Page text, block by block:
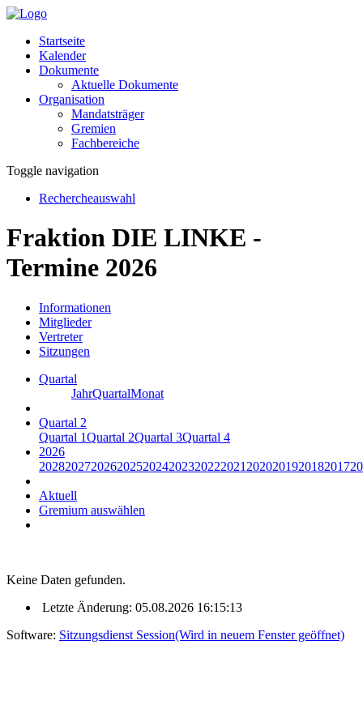
Startseite
Kalender
Dokumente
Aktuelle Dokumente
Organisation
Mandatsträger
Gremien
Fachbereiche
Toggle navigation
Rechercheauswahl
Fraktion DIE LINKE -
Termine 2026
Informationen
Mitglieder
Vertreter
Sitzungen
Quartal
JahrQuartalMonat
Quartal 2
Quartal 1Quartal 2Quartal 3Quartal 4
2026
20282027202620252024202320222021 2020201920182017
Aktuell
Gremium auswählen
Keine Daten gefunden.
Letzte Änderung: 05.08.2026 16:15:13
Software: Sitzungsdienst Session(Wird in neuem Fenster geöffnet)